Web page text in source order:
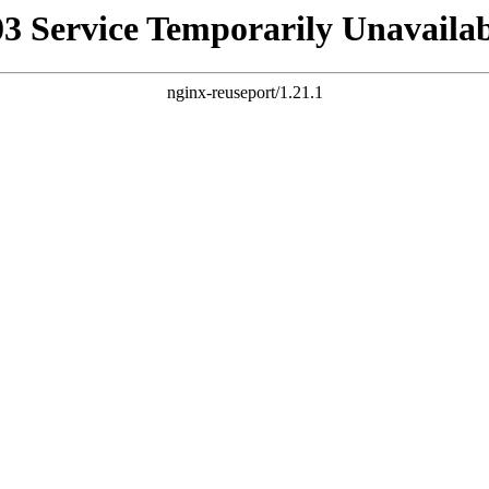
Service Temporarily
nginx-reuseport/1.21.1